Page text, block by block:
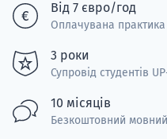
Від 7 євро/год
Оплачувана
3 роки
Супровід студентів
10 місяців
Безкоштовний